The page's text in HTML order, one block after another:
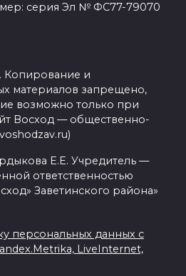
серия Эл № ФС77-79070
Копирование и
материалов запрещено,
возможно только при
Восход — общественно-
Е.Е. Учредитель —
ответственностью
Заветинского района»
персональных данных с
LiveInternet,